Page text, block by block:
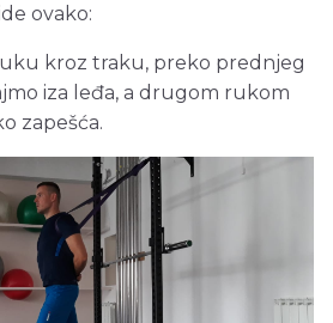
ovako:
kroz traku, preko prednjeg
iza leđa, a drugom rukom
zapešća.